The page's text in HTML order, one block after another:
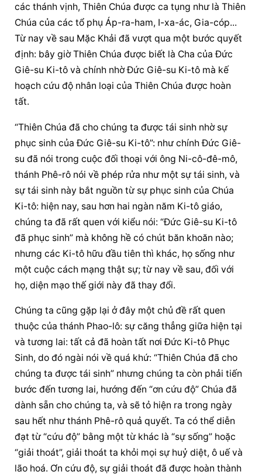
các thánh vịnh, Thiên Chúa được ca tụng như là Thiên
Chúa của các tổ phụ Áp-ra-ham, I-xa-ác, Gia-cóp...
Từ nay về sau Mặc Khải đã vượt qua một bước quyết
định: bây giờ Thiên Chúa được biết là Cha của Đức
Giê-su Ki-tô và chính nhờ Đức Giê-su Ki-tô mà kế
hoạch cứu độ nhân loại của Thiên Chúa được hoàn
tất.
“Thiên Chúa đã cho chúng ta được tái sinh nhờ sự
phục sinh của Đức Giê-su Ki-tô”: như chính Đức Giê-
su đã nói trong cuộc đối thoại với ông Ni-cô-đê-mô,
thánh Phê-rô nói về phép rửa như một sự tái sinh, và
sự tái sinh này bắt nguồn từ sự phục sinh của Chúa
Ki-tô: hiện nay, sau hơn hai ngàn năm Ki-tô giáo,
chúng ta đã rất quen với kiểu nói: “Đức Giê-su Ki-tô
đã phục sinh” mà không hề có chút băn khoăn nào;
nhưng các Ki-tô hữu đầu tiên thì khác, họ sống như
một cuộc cách mạng thật sự; từ nay về sau, đối với
họ, diện mạo thế giới này đã thay đổi.
Chúng ta cũng gặp lại ở đây một chủ đề rất quen
thuộc của thánh Phao-lô: sự căng thẳng giữa hiện tại
và tương lai: tất cả đã hoàn tất nơi Đức Ki-tô Phục
Sinh, do đó ngài nói về quá khứ: “Thiên Chúa đã cho
chúng ta được tái sinh” nhưng chúng ta còn phải tiến
bước đến tương lai, hướng đến “ơn cứu độ” Chúa đã
dành sẵn cho chúng ta, và sẽ tỏ hiện ra trong ngày
sau hết như thánh Phê-rô quả quyết. Ta có thể diễn
đạt từ “cứu độ” bằng một từ khác là “sự sống” hoặc
“giải thoát”, giải thoát ta khỏi mọi sự huỷ diệt, ô uế và
lão hoá. Ơn cứu độ, sự giải thoát đã được hoàn thành